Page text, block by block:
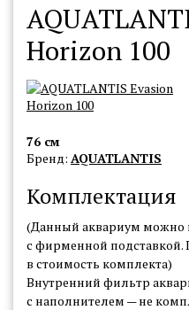
Аквариумы "под ключ"
Изготовление
Изготовление морских
Изготовление угловых
Водопады
Пузырьковые панели и
Декорации для аквариумов
Террариумы,
моссариумы
Этапы проектирования и
Услуги
Оформление аквариумов
Horizon 100
76 см
Бренд: AQUATLANTIS
Комплектация
(Данный аквариум можно
с фирменной подставкой.
в стоимость комплекта)
Внутренний фильтр
с наполнителем — не